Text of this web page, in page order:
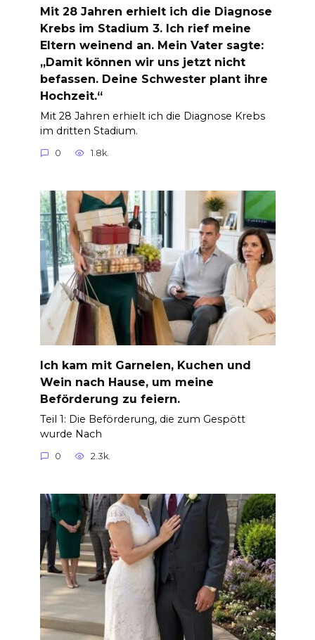
Mit 28 Jahren erhielt ich die Diagnose
Krebs im Stadium 3. Ich rief meine
Eltern weinend an. Mein Vater sagte:
„Damit können wir uns jetzt nicht
befassen. Deine Schwester plant ihre
Hochzeit.“
Mit 28 Jahren erhielt ich die Diagnose Krebs
im dritten Stadium.
0 1.8k.
Ich kam mit Garnelen, Kuchen und
Wein nach Hause, um meine
Beförderung zu feiern.
Teil 1: Die Beförderung, die zum Gespött
wurde Nach
0 2.3k.